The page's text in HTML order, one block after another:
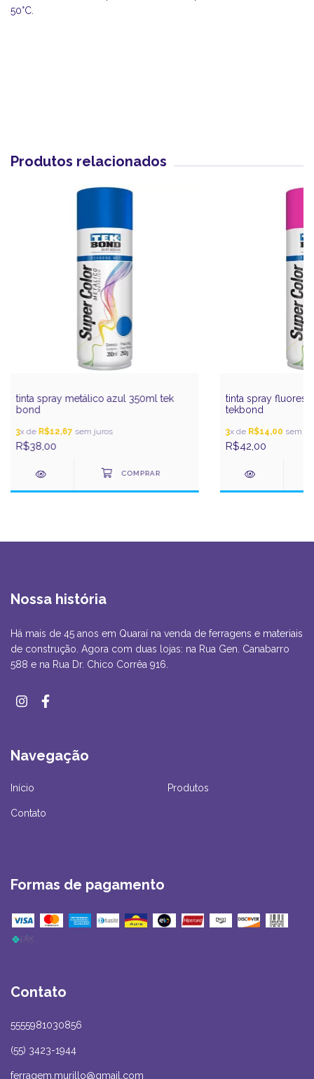
50°C.
Produtos relacionados
tinta spray metálico azul 350ml tek
bond
3x de R$12,67sem juros
R$38,00
tinta spray
tekbond
3x de R$14,00 sem
R$42,00
Nossa história
Há mais de 45 anos em Quaraí na venda de ferragens e materiais
de construção. Agora com duas lojas: na Rua Gen. Canabarro
588 e na Rua Dr. Chico Corrêa 916.
Navegação
Início Produtos
Contato
Formas de pagamento
Contato
5555981030856
(55) 3423-1944
ferragem.murillo@gmail.com